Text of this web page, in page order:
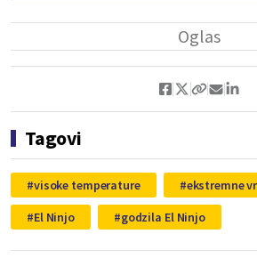
Tagovi
visoke temperature
ekstremne
El Ninjo
godzila El Ninjo